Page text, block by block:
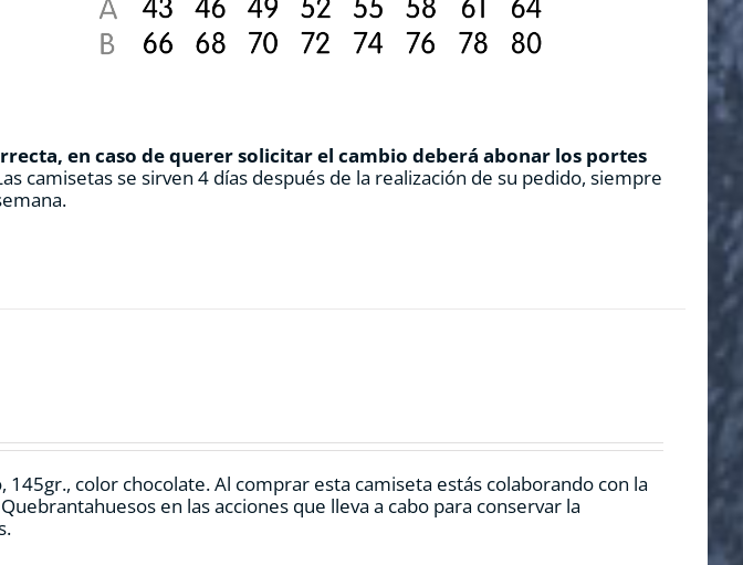
en caso de querer solicitar el cambio deberá abonar los portes
camisetas se sirven 4 días después de la realización de su pedido, siempre
145gr., color chocolate. Al comprar esta camiseta estás colaborando con la
en las acciones que lleva a cabo para conservar la